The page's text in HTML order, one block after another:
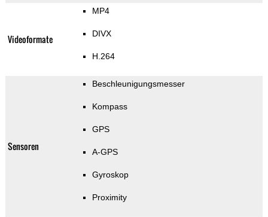
Videoformate
MP4
DIVX
H.264
Sensoren
Beschleunigungsmesser
Kompass
GPS
A-GPS
Gyroskop
Proximity